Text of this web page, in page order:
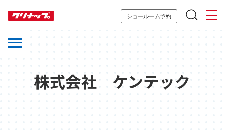
ショールーム予約
株式会社 ケンテック